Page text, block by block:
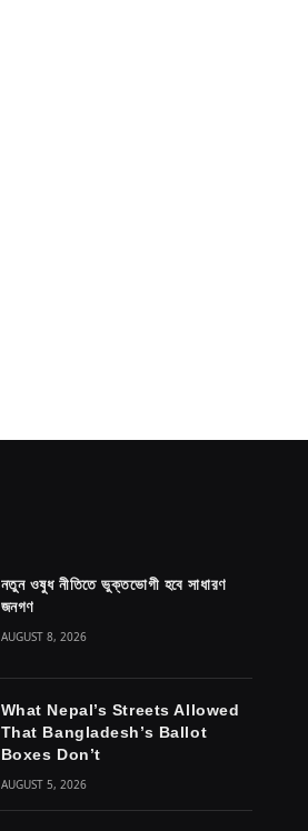
নতুন ওষুধ নীতিতে ভুক্তভোগী হবে সাধারণ
জনগণ
AUGUST 8, 2026
What Nepal’s Streets Allowed
That Bangladesh’s Ballot
Boxes Don’t
AUGUST 5, 2026